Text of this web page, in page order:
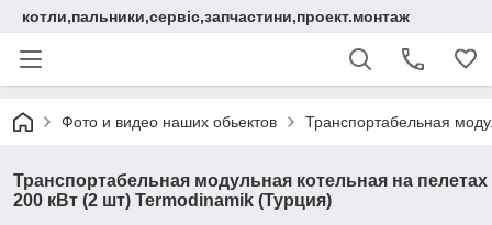
котли,пальники,сервіс,запчастини,проект.монтаж
Фото и видео наших обьектов Транспортабельная
Транспортабельная модульная котельная на пелетах
200 кВт (2 шт) Termodinamik (Турция)